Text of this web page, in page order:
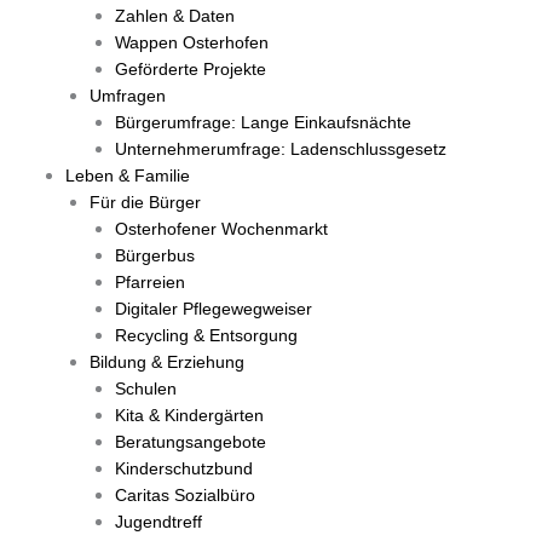
Zahlen & Daten
Wappen Osterhofen
Geförderte Projekte
Umfragen
Bürgerumfrage: Lange Einkaufsnächte
Unternehmerumfrage: Ladenschlussgesetz
Leben & Familie
Für die Bürger
Osterhofener Wochenmarkt
Bürgerbus
Pfarreien
Digitaler Pflegewegweiser
Recycling & Entsorgung
Bildung & Erziehung
Schulen
Kita & Kindergärten
Beratungsangebote
Kinderschutzbund
Caritas Sozialbüro
Jugendtreff